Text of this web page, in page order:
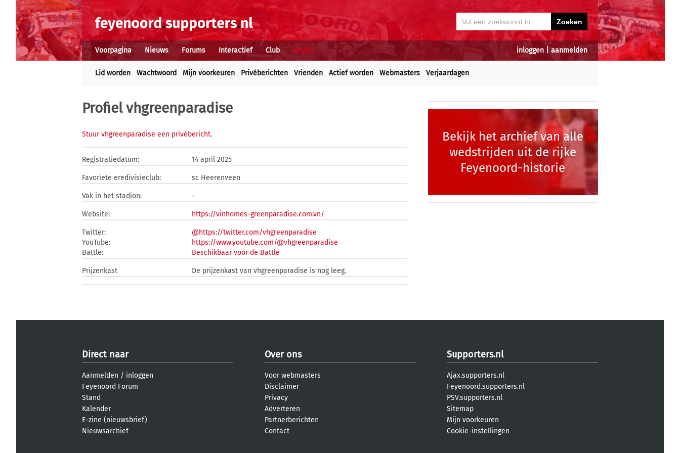
inloggen aanmelden
Voorpagina Nieuws Forums Interactief Club Profiel
Lid worden Wachtwoord Mijn voorkeuren Privéberichten Vrienden Actief worden Webmasters Verjaardagen
Profiel vhgreenparadise
Stuur vhgreenparadise een privébericht.
Registratiedatum: 14 april 2025
Favoriete eredivisieclub: sc Heerenveen
Vak in het stadion: -
Website: https://vinhomes-greenparadise.com.vn/
Twitter:
@https://twitter.com/vhgreenparadise
YouTube:
https://www.youtube.com/@vhgreenparadise
Battle:
Beschikbaar voor de Battle
Prijzenkast De prijzenkast van vhgreenparadise is nog leeg.
Bekijk het archief van alle
wedstrijden uit de rijke
Feyenoord-historie
Direct naar
Aanmelden / inloggen
Feyenoord Forum
Stand
Kalender
E-zine (nieuwsbrief)
Nieuwsarchief
Over ons
Voor webmasters
Disclaimer
Privacy
Adverteren
Partnerberichten
Contact
Supporters.nl
Ajax.supporters.nl
Feyenoord.supporters.nl
PSV.supporters.nl
Sitemap
Mijn voorkeuren
Cookie-instellingen